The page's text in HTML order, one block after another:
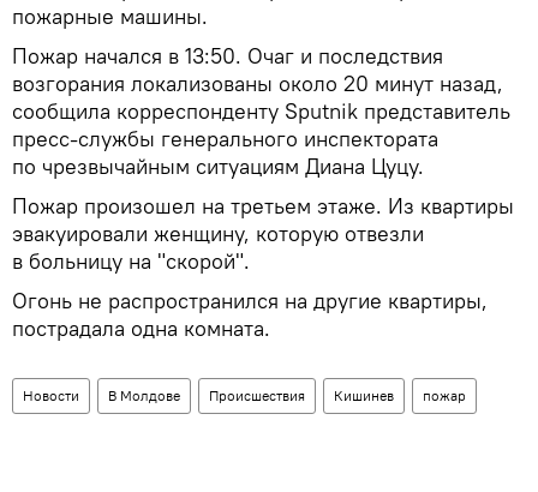
пожарные машины.
Пожар начался в 13:50. Очаг и последствия
возгорания локализованы около 20 минут назад,
сообщила корреспонденту Sputnik представитель
пресс-службы генерального инспектората
по чрезвычайным ситуациям Диана Цуцу.
Пожар произошел на третьем этаже. Из квартиры
эвакуировали женщину, которую отвезли
в больницу на "скорой".
Огонь не распространился на другие квартиры,
пострадала одна комната.
Новости В Молдове Происшествия Кишинев пожар